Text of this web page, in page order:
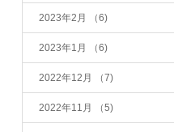
2023年2月 （6)
2023年1月 （6)
2022年12月 （7)
2022年11月 （5)